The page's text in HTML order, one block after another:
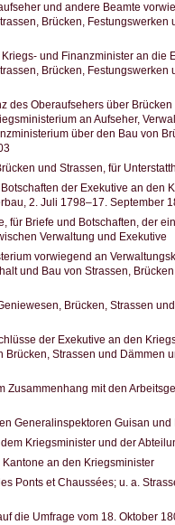
und andere Beamte
Brücken, Festungswerken
und Finanzminister an die
Brücken, Festungswerken
des Oberaufsehers über
an Aufseher,
über den Bau von
und Strassen, für
der Exekutive an den
2. Juli 1798–17. September
für Briefe und Botschaften, der
Verwaltung und Exekutive
vorwiegend an
und Bau von Strassen,
Brücken, Strassen
der Exekutive an den
Brücken, Strassen und Dämmen
Zusammenhang mit den
Generalinspektoren Guisan und
Kriegsminister und der
an den Kriegsminister
Ponts et Chaussées; u. a.
die Umfrage vom 18. Oktober